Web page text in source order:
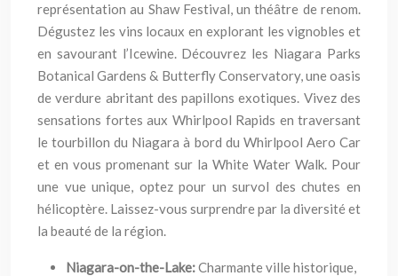
représentation au Shaw Festival, un théâtre de renom.
Dégustez les vins locaux en explorant les vignobles et
en savourant l’Icewine. Découvrez les Niagara Parks
Botanical Gardens & Butterfly Conservatory, une oasis
de verdure abritant des papillons exotiques. Vivez des
sensations fortes aux Whirlpool Rapids en traversant
le tourbillon du Niagara à bord du Whirlpool Aero Car
et en vous promenant sur la White Water Walk. Pour
une vue unique, optez pour un survol des chutes en
hélicoptère. Laissez-vous surprendre par la diversité et
la beauté de la région.
Niagara-on-the-Lake:Charmante ville historique,